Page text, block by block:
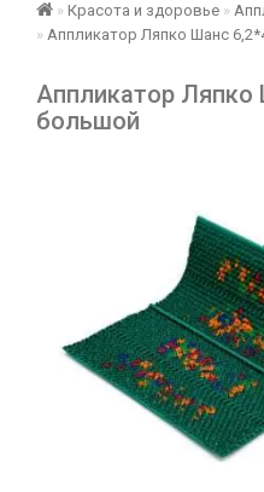
Красота и здоровье
Аппликатор Ляпко Шанс
Аппликатор Ляпко
большой